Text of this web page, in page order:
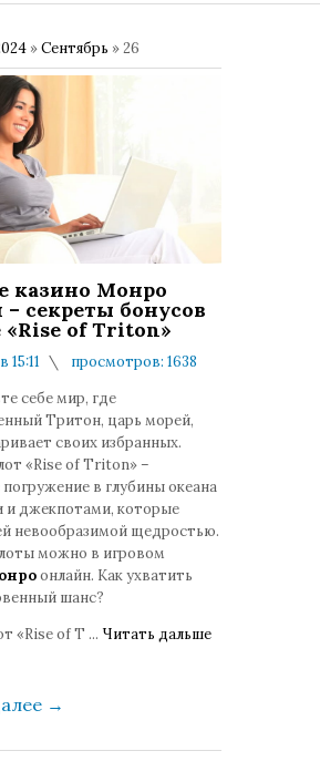
»Сентябрь »26
казино Монро
секреты бонусов
«Rise of Triton»
15:11
просмотров: 1638
себе мир, где
Тритон, царь морей,
своих избранных.
«Rise of Triton» –
в глубины океана
и джекпотами, которые
невообразимой щедростью.
можно в игровом
онлайн. Как ухватить
шанс?
«Rise of T ... Читать дальше
→